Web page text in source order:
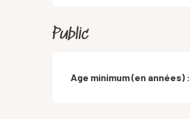
Public
Age minimum (en années) :